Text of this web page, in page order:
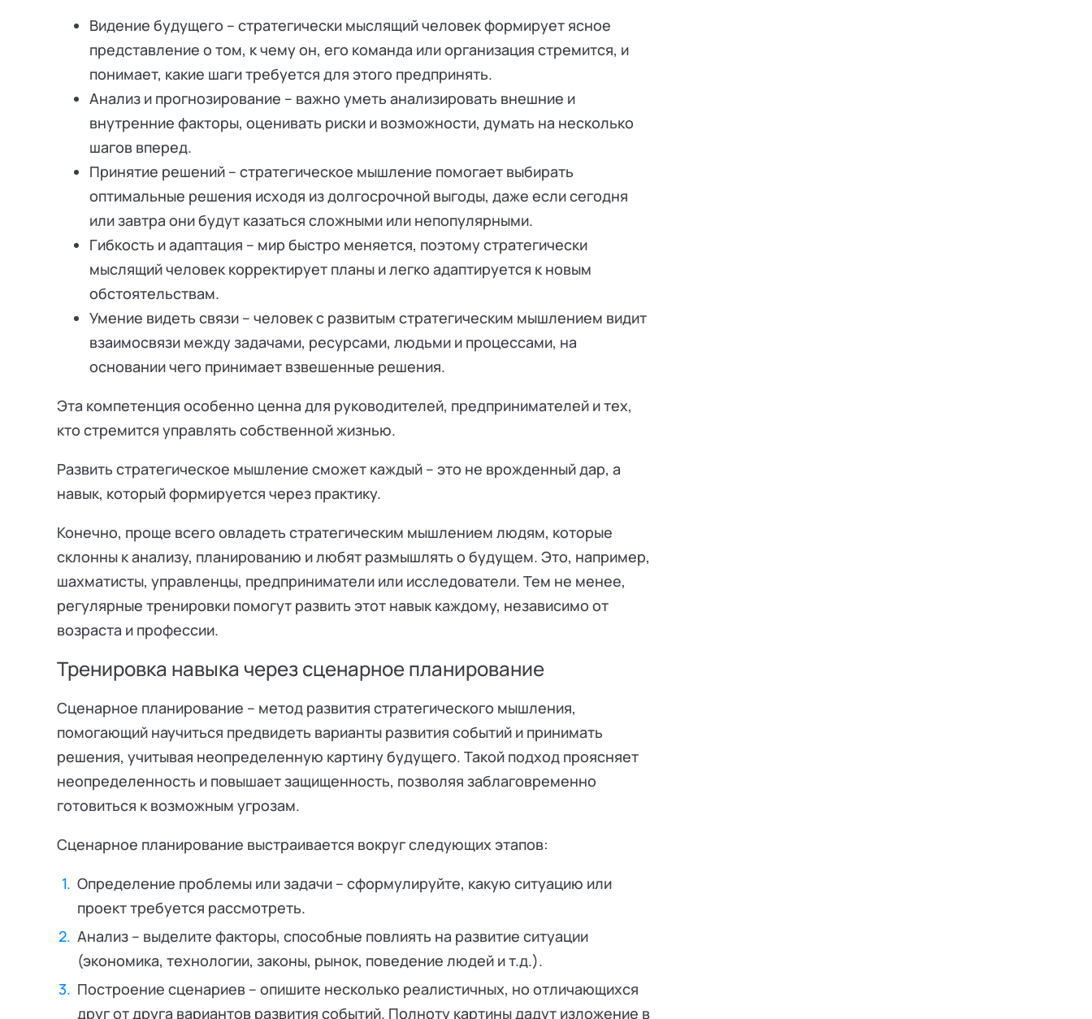
Видение будущего – стратегически мыслящий человек формирует ясное
представление о том, к чему он, его команда или организация стремится, и
понимает, какие шаги требуется для этого предпринять.
Анализ и прогнозирование – важно уметь анализировать внешние и
внутренние факторы, оценивать риски и возможности, думать на несколько
шагов вперед.
Принятие решений – стратегическое мышление помогает выбирать
оптимальные решения исходя из долгосрочной выгоды, даже если сегодня
или завтра они будут казаться сложными или непопулярными.
Гибкость и адаптация – мир быстро меняется, поэтому стратегически
мыслящий человек корректирует планы и легко адаптируется к новым
обстоятельствам.
Умение видеть связи – человек с развитым стратегическим мышлением видит
взаимосвязи между задачами, ресурсами, людьми и процессами, на
основании чего принимает взвешенные решения.
Эта компетенция особенно ценна для руководителей, предпринимателей и тех,
кто стремится управлять собственной жизнью.
Развить стратегическое мышление сможет каждый – это не врожденный дар, а
навык, который формируется через практику.
Конечно, проще всего овладеть стратегическим мышлением людям, которые
склонны к анализу, планированию и любят размышлять о будущем. Это, например,
шахматисты, управленцы, предприниматели или исследователи. Тем не менее,
регулярные тренировки помогут развить этот навык каждому, независимо от
возраста и профессии.
Тренировка навыка через сценарное планирование
Сценарное планирование – метод развития стратегического мышления,
помогающий научиться предвидеть варианты развития событий и принимать
решения, учитывая неопределенную картину будущего. Такой подход проясняет
неопределенность и повышает защищенность, позволяя заблаговременно
готовиться к возможным угрозам.
Сценарное планирование выстраивается вокруг следующих этапов:
Определение проблемы или задачи – сформулируйте, какую ситуацию или
проект требуется рассмотреть.
Анализ – выделите факторы, способные повлиять на развитие ситуации
(экономика, технологии, законы, рынок, поведение людей и т.д.).
Построение сценариев – опишите несколько реалистичных, но отличающихся
друг от друга вариантов развития событий. Полноту картины дадут изложение в